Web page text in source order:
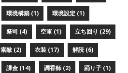
環境構築 (1) 環境設定 (1)
祭司 (4) 空軍 (1) 立ち回り (29)
索敵 (2) 衣装 (17) 解読 (6)
課金 (14) 調香師 (2) 踊り子 (1)